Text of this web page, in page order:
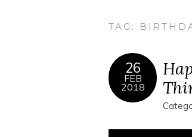
TAG:
26
FEB
2018